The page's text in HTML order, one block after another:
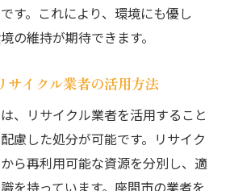
す。これにより、環境にも優し
の維持が期待できます。
サイクル業者の活用方法
、リサイクル業者を活用すること
慮した処分が可能です。リサイク
ら再利用可能な資源を分別し、適
を持っています。座間市の業者を